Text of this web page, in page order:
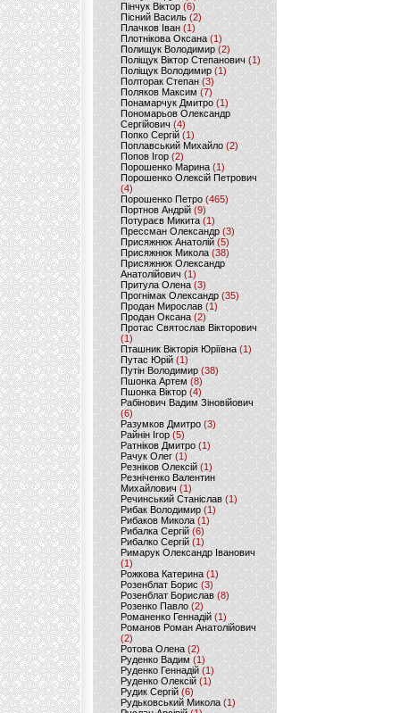
Пінчук Віктор (6)
Пісний Василь (2)
Плачков Іван(1)
Плотнікова Оксана (1)
Полищук Володимир(2)
Поліщук Віктор Степанович(1)
Поліщук Володимир (1)
Полторак Степан(3)
Поляков Максим (7)
Понамарчук Дмитро (1)
Пономарьов Олександр
Сергійович(4)
Попко Сергій (1)
Поплавський Михайло (2)
Попов Ігор(2)
Порошенко Марина (1)
Порошенко Олексій Петрович
(4)
Порошенко Петро (465)
Портнов Андрій (9)
Потураєв Микита(1)
Прессман Олександр(3)
Присяжнюк Анатолій (5)
Присяжнюк Микола (38)
Присяжнюк Олександр
Анатолійович (1)
Притула Олена (3)
Прогнімак Олександр(35)
Продан Мирослав(1)
Продан Оксана (2)
Протас Святослав Вікторович
(1)
Пташник Вікторія Юріївна (1)
Путас Юрій (1)
Путін Володимир(38)
Пшонка Артем (8)
Пшонка Віктор(4)
Рабінович Вадим Зіновійович
(6)
Разумков Дмитро (3)
Райнін Ігор(5)
Ратніков Дмитро (1)
Рачук Олег (1)
Резніков Олексій(1)
Резніченко Валентин
Михайлович (1)
Речинський Станіслав (1)
Рибак Володимир(1)
Рибаков Микола(1)
Рибалка Сергій (6)
Рибалко Сергій (1)
Римарук Олександр Іванович
(1)
Рожкова Катерина(1)
Розенблат Борис (3)
Розенблат Борислав (8)
Розенко Павло (2)
Романенко Геннадій (1)
Романов Роман Анатолійович
(2)
Ротова Олена(2)
Руденко Вадим (1)
Руденко Геннадій (1)
Руденко Олексій(1)
Рудик Сергій(6)
Рудьковський Микола (1)